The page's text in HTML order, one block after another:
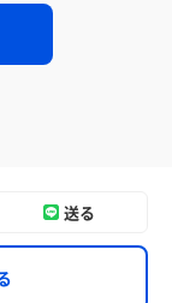
送る